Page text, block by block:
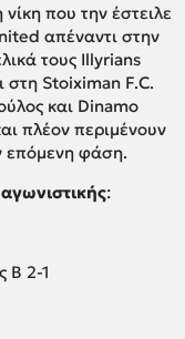
που την έστειλε
απέναντι στην
τους Illyrians
στη Stoiximan F.C.
και Dinamo
πλέον περιμένουν
επόμενη φάση.
:
Β 2-1